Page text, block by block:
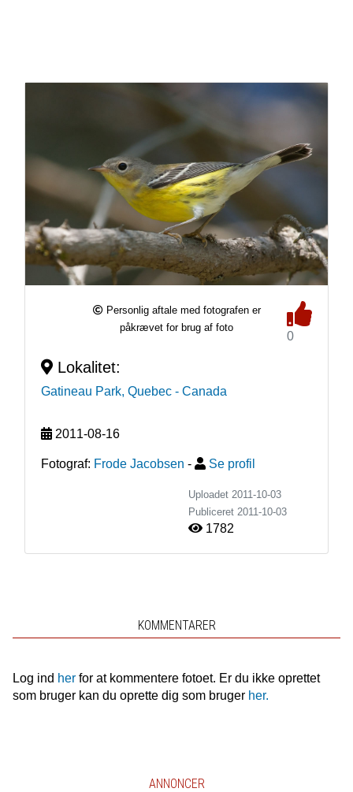
Personlig aftale med fotografen er
påkrævet for brug af foto
0
Lokalitet:
Gatineau Park, Quebec - Canada
2011-08-16
Fotograf: Frode Jacobsen - Se profil
Uploadet 2011-10-03
Publiceret 2011-10-03
1782
KOMMENTARER
Log ind herfor at kommentere fotoet. Er du ikke oprettet
som bruger kan du oprette dig som bruger her.
ANNONCER